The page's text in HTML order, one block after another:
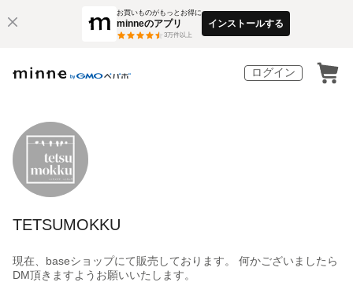
お買いものがもっとお得に
minneのアプリ
3万件以上
インストールする
ログイン
TETSUMOKKU
現在、baseショップにて販売しております。 何かございましたら
DM頂きますようお願いいたします。